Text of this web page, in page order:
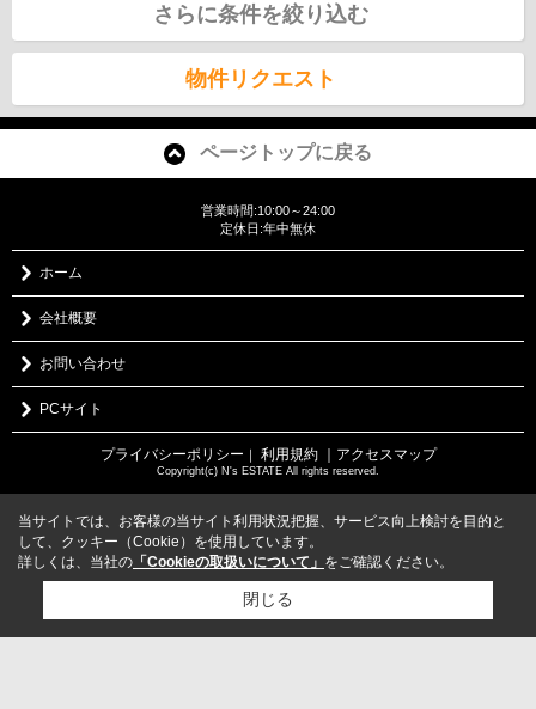
さらに条件を絞り込む
物件リクエスト
ページトップに戻る
営業時間:10:00～24:00
定休日:年中無休
ホーム
会社概要
お問い合わせ
PCサイト
プライバシーポリシー ｜ 利用規約 ｜アクセスマップ
Copyright(c) N's ESTATE All rights reserved.
当サイトでは、お客様の当サイト利用状況把握、サービス向上検討を目的と
して、クッキー（Cookie）を使用しています。
詳しくは、当社の 「Cookieの取扱いについて」 をご確認ください。
閉じる